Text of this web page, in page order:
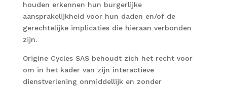
houden erkennen hun burgerlijke
aansprakelijkheid voor hun daden en/of de
gerechtelijke implicaties die hieraan verbonden
zijn.
Origine Cycles SAS behoudt zich het recht voor
om in het kader van zijn interactieve
dienstverlening onmiddellijk en zonder